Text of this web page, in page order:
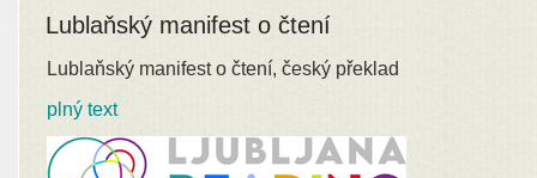
Lublaňský manifest o čtení
Lublaňský manifest o čtení, český překlad
plný text